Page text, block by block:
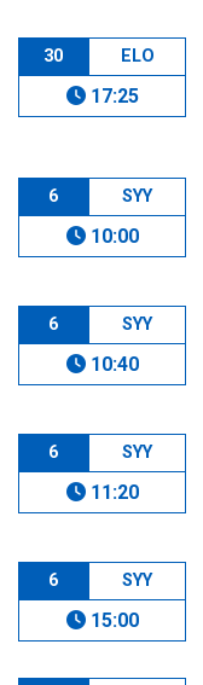
30 ELO
17:25
6 SYY
10:00
6 SYY
10:40
6 SYY
11:20
6 SYY
15:00